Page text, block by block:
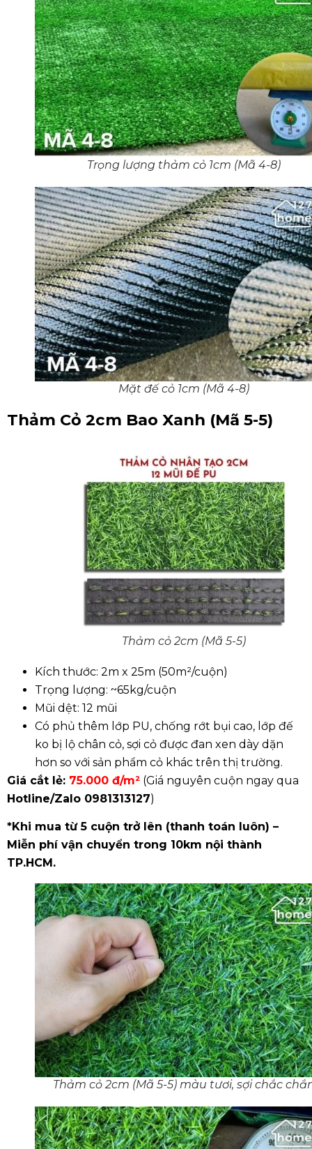
Trọng lượng thảm cỏ 1cm (Mã 4-8)
Mặt đế cỏ 1cm (Mã 4-8)
Thảm Cỏ 2cm Bao Xanh (Mã 5-5)
Thảm cỏ 2cm (Mã 5-5)
Kích thước: 2m x 25m (50m²/cuộn)
Trọng lượng: ~65kg/cuộn
Mũi dệt: 12 mũi
Có phủ thêm lớp PU, chống rớt bụi cao, lớp đế
ko bị lộ chân cỏ, sợi cỏ được đan xen dày dặn
hơn so với sản phẩm cỏ khác trên thị trường.
Giá cắt lẻ: 75.000 đ/m² (Giá nguyên cuộn ngay qua
Hotline/Zalo 0981313127)
*Khi mua từ 5 cuộn trở lên (thanh toán luôn) –
Miễn phí vận chuyển trong 10km nội thành
TP.HCM.
Thảm cỏ 2cm (Mã 5-5) màu tươi, sợi chắc